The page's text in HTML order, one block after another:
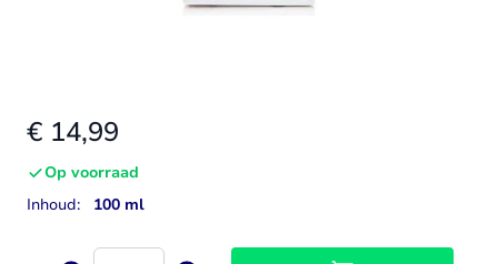
€ 14,99
Op voorraad
Inhoud:
100 ml